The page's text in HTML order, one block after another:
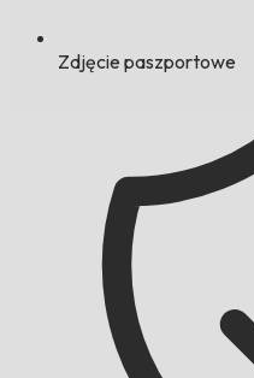
Zdjęcie paszportowe